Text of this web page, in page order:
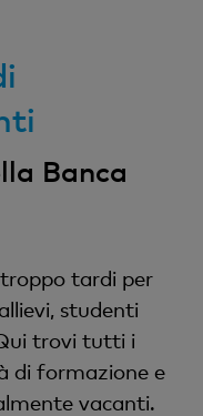
Banca
tardi per
studenti
trovi tutti i
di formazione e
vacanti.